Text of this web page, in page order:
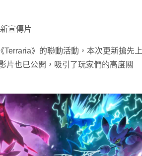
宣傳片
》的聯動活動，本次更新搶先上
片也已公開，吸引了玩家們的高度關